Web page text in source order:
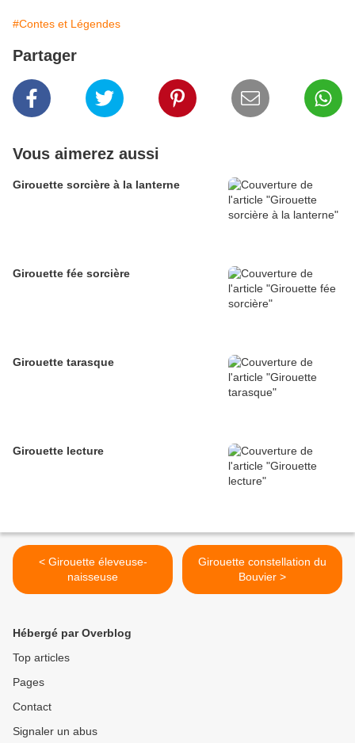
#Contes et Légendes
Partager
Vous aimerez aussi
Girouette sorcière à la lanterne
Girouette fée sorcière
Girouette tarasque
Girouette lecture
< Girouette éleveuse-
naisseuse
Girouette constellation du
Bouvier >
Hébergé par Overblog
Top articles
Pages
Contact
Signaler un abus